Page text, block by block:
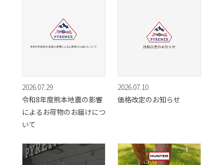
2026.07.29
令和8年度熊本地震の影響
によるお荷物のお届けにつ
いて
2026.07.10
価格改定のお知らせ